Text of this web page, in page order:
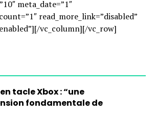
meta_date=”1″
read_more_link=”disabled”
vc_column][/vc_row]
tacle Xbox : “une
fondamentale de